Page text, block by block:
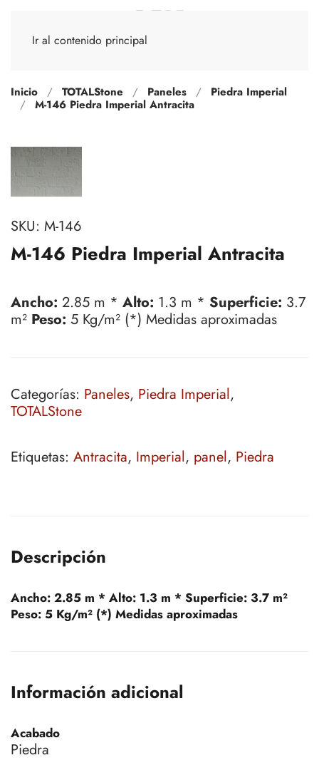
Ir al contenido principal
Inicio TOTALStone Paneles
Piedra Imperial
M-146 Piedra Imperial Antracita
SKU: M-146
M-146 Piedra Imperial Antracita
Ancho: 2.85 m * Alto: 1.3 m * Superficie: 3.7
m² Peso: 5 Kg/m² (*) Medidas aproximadas
Categorías: Paneles, Piedra Imperial,
TOTALStone
Etiquetas: Antracita, Imperial, panel, Piedra
Descripción
Ancho: 2.85 m * Alto: 1.3 m * Superficie: 3.7 m²
Peso: 5 Kg/m² (*) Medidas aproximadas
Información adicional
Acabado
Piedra